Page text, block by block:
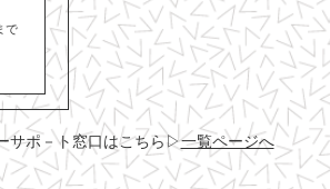
で
サポ－ト窓口はこちら▷一覧ページへ